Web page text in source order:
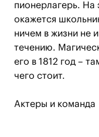
пионерлагерь. На
окажется
ничем в жизни не
течению.
его в 1812 год –
чего стоит.
Актеры и команда